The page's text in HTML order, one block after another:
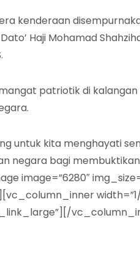
Haji Mohamad
patriotik di
untuk kita menghayati
negara bagi
image=”6280″